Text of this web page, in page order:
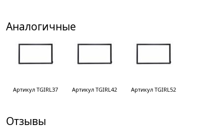
Аналогичные
Артикул TGIRL37 Артикул TGIRL42 Артикул TGIRL52
Отзывы